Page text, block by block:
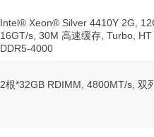
Intel® Xeon® Silver 4410Y 2G,
16GT/s, 30M 高速缓存, Turbo,
DDR5-4000
2根*32GB RDIMM, 4800MT/s, 双